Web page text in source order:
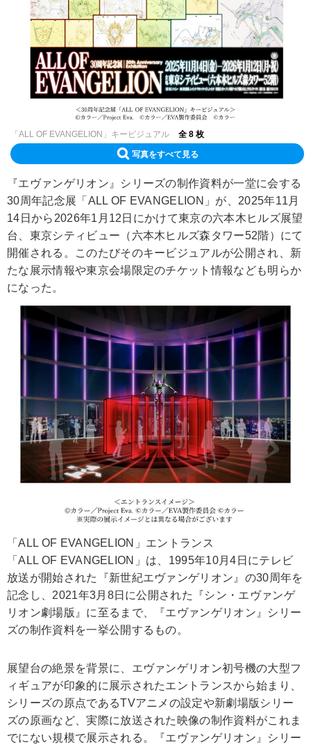
「ALL OF EVANGELION」キービジュアル 全 8 枚
写真をすべて見る
『エヴァンゲリオン』シリーズの制作資料が一堂に会する
30周年記念展「ALL OF EVANGELION」が、2025年11月
14日から2026年1月12日にかけて東京の六本木ヒルズ展望
台、東京シティビュー（六本木ヒルズ森タワー52階）にて
開催される。このたびそのキービジュアルが公開され、新
たな展示情報や東京会場限定のチケット情報なども明らか
になった。
「ALL OF EVANGELION」エントランス
「ALL OF EVANGELION」は、1995年10月4日にテレビ
放送が開始された『新世紀エヴァンゲリオン』の30周年を
記念し、2021年3月8日に公開された『シン・エヴァンゲ
リオン劇場版』に至るまで、『エヴァンゲリオン』シリー
ズの制作資料を一挙公開するもの。
展望台の絶景を背景に、エヴァンゲリオン初号機の大型フ
ィギュアが印象的に展示されたエントランスから始まり、
シリーズの原点であるTVアニメの設定や新劇場版シリー
ズの原画など、実際に放送された映像の制作資料がこれま
でにない規模で展示される。『エヴァンゲリオン』シリー